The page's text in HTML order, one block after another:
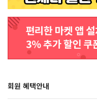
회원 혜택안내